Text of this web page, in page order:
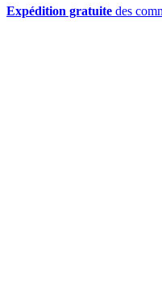
Expédition gratuite des